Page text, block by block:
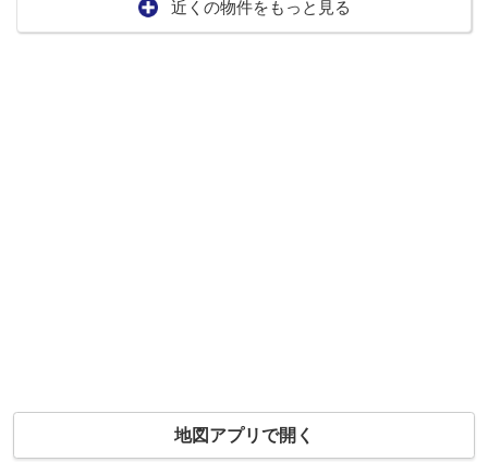
近くの物件をもっと見る
地図アプリで開く